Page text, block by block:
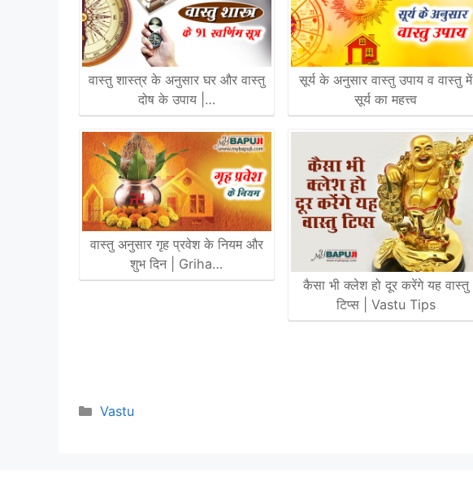
वास्तु शास्त्र के अनुसार घर और वास्तु
दोष के उपाय |…
वास्तु अनुसार गृह प्रवेश के नियम और
शुभ दिन | Griha…
सूर्य के अनुसार वास्तु उपाय व वास्तु में
सूर्य का महत्त्व
कैसा भी क्लेश हो दूर करेंगे यह वास्तु
टिप्स | Vastu Tips
Categories
Vastu